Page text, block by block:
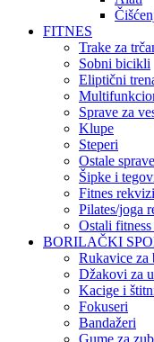
FITNES
Trake za
Sobni bicikli
Eliptični
Sprave za
Klupe
Steperi
Ostale sprave
Šipke i
Fitnes
Pilates/joga
Ostali
BORILAČKI
Rukavice
Džakovi za
Kacige i
Fokuseri
Bandažeri
Gume za